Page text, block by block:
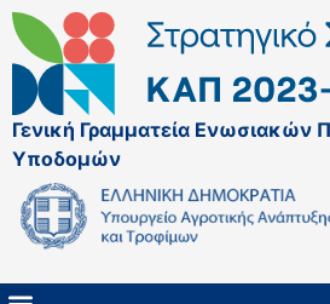
Γενική Γραμματεία Ενωσιακών
Υποδομών